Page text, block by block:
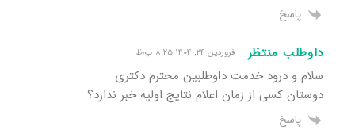
پاسخ
داوطلب منتظر فروردین ۲۴, ۱۴۰۴ ۸:۲۵ ب٫ظ
سلام و درود خدمت داوطلبین محترم دکتری
دوستان کسی از زمان اعلام نتایج اولیه خبر ندارد؟
پاسخ